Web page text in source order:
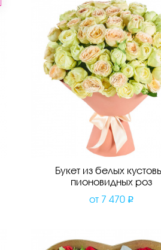
Букет из белых
пионовидных роз
от 7 470